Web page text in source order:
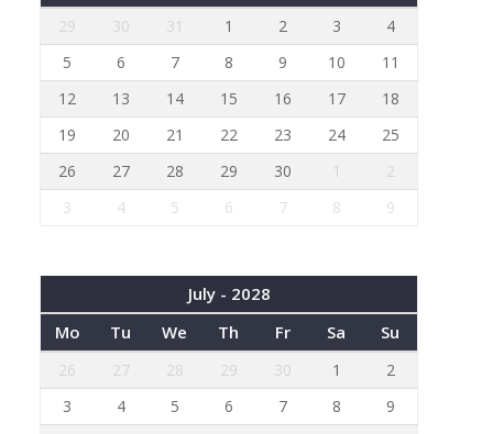
29 30 31 1 2 3
4
5
6 7 8 9 10
11
12
13 14 15 16 17
18
19
20 21 22 23 24
25
26
27 28 29 30 1
2
3
4 5 6 7 8 9
July - 2028
Mo
Tu We Th Fr Sa Su
26 27 28 29 30 1
2
3
4 5 6 7 8
9